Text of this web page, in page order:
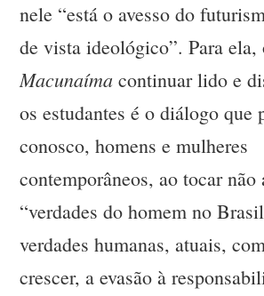
nele “está o avesso do
de vista ideológico”. Para ela,
Macunaíma continuar lido e
os estudantes é o diálogo que
conosco, homens e mulheres
contemporâneos, ao tocar não
“verdades do homem no
verdades humanas, atuais,
crescer, a evasão à